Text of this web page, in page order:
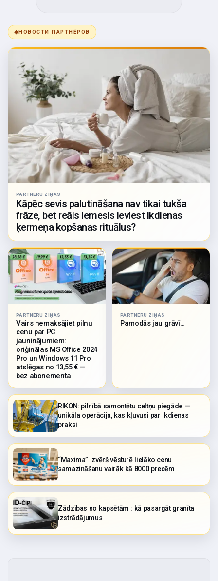
◆НОВОСТИ ПАРТНЁРОВ
PARTNERU ZIŅAS
Kāpēc sevis palutināšana nav tikai tukša
frāze, bet reāls iemesls ieviest ikdienas
ķermeņa kopšanas rituālus?
PARTNERU ZIŅAS
Vairs nemaksājiet pilnu
cenu par PC
jauninājumiem:
oriģinālas MS Office 2024
Pro un Windows 11 Pro
atslēgas no 13,55 € —
bez abonementa
PARTNERU ZIŅAS
Pamodās jau grāvī…
RIKON: pilnībā samontētu celtņu piegāde —
unikāla operācija, kas kļuvusi par ikdienas
praksi
“Maxima” izvērš vēsturē lielāko cenu
samazināšanu vairāk kā 8000 precēm
Zādzības no kapsētām : kā pasargāt granīta
izstrādājumus